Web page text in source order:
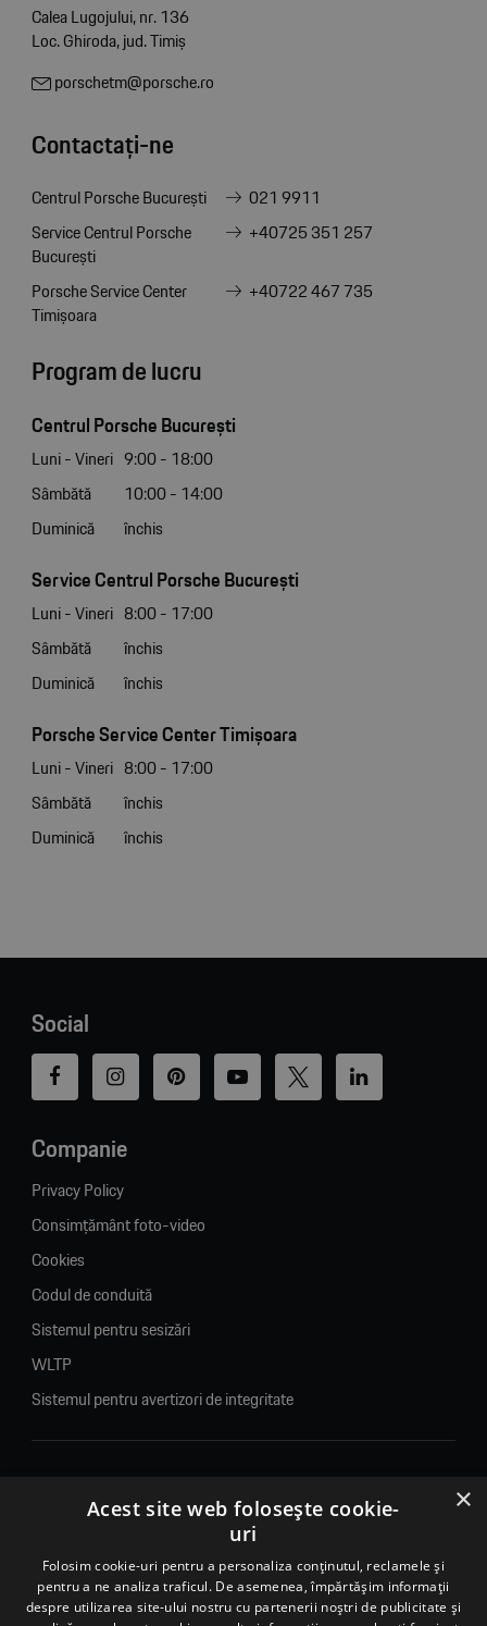
Calea Lugojului, nr. 136
Loc. Ghiroda, jud. Timiș
porschetm@porsche.ro
Contactați-ne
Centrul Porsche București
021 9911
Service Centrul Porsche
București
+40725 351 257
Porsche Service Center
Timișoara
+40722 467 735
Program de lucru
Centrul Porsche București
Luni - Vineri 9:00 - 18:00
Sâmbătă
10:00 - 14:00
Duminică
închis
Service Centrul Porsche București
Luni - Vineri 8:00 - 17:00
Sâmbătă
închis
Duminică
închis
Porsche Service Center Timișoara
Luni - Vineri 8:00 - 17:00
Sâmbătă
închis
Duminică
închis
Social
Companie
Privacy Policy
Consimțământ foto-video
Cookies
Codul de conduită
Sistemul pentru sesizări
WLTP
Sistemul pentru avertizori de integritate
© 2026. Porsche Inter Auto Romania. Toate drepturile rezervate.
Porsche Inter Auto Romania SRL
RO22188461 J2007002067233
B-dul Pipera, nr. 2, Sala 1, Etaj 2, Voluntari, jud.Ilfov - sediu
social
×
Acest site web folosește cookie-
uri
Folosim cookie-uri pentru a personaliza conținutul, reclamele și
pentru a ne analiza traficul. De asemenea, împărtășim informații
despre utilizarea site-ului nostru cu partenerii noștri de publicitate și